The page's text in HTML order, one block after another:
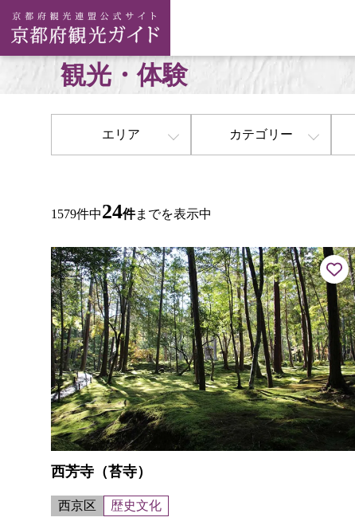
観光・体験
エリア カテゴリー
1579件中24件までを表示中
西芳寺（苔寺）
西京区 歴史文化